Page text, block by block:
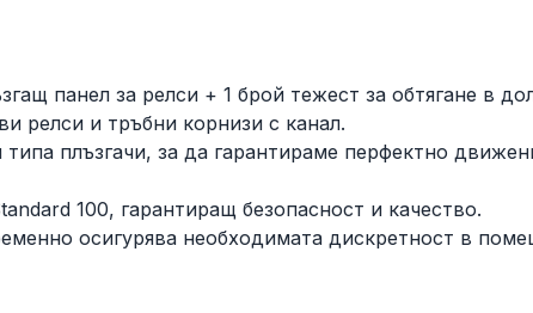
панел за релси + 1 брой тежест за обтягане в
релси и тръбни корнизи с канал.
плъзгачи, за да гарантираме перфектно
100, гарантиращ безопасност и качество.
осигурява необходимата дискретност в